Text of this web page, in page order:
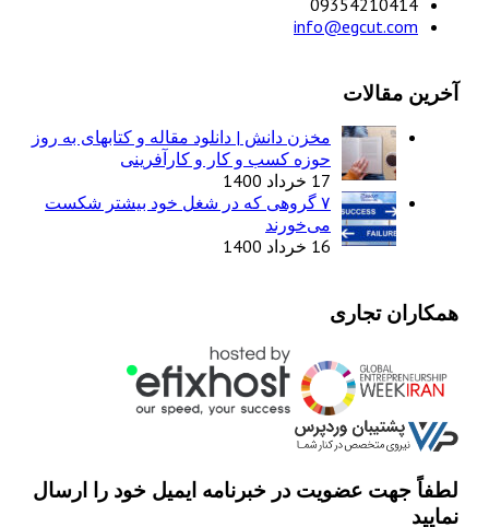
info@egcut.com
آخرین مقالات
مخزن دانش | دانلود مقاله و کتابهای به روز
حوزه کسب و کار و کارآفرینی
17 خرداد 1400
۷ گروهی که در شغل خود بیشتر شکست
می‌خورند
16 خرداد 1400
همکاران تجاری
لطفاً جهت عضویت در خبرنامه ایمیل خود را ارسال
نمایید